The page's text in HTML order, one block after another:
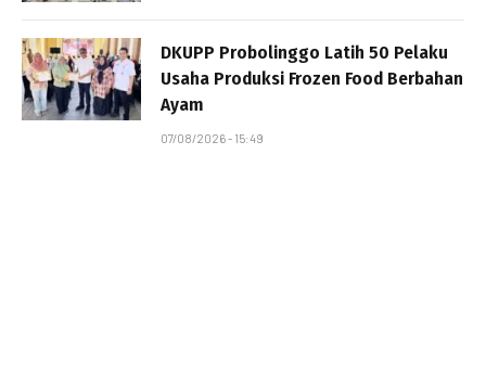
DKUPP Probolinggo Latih 50 Pelaku
Usaha Produksi Frozen Food Berbahan
Ayam
07/08/2026 - 15:49